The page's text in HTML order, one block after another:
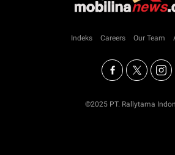
Indeks Careers Our Team
©2025 PT. Rallytama